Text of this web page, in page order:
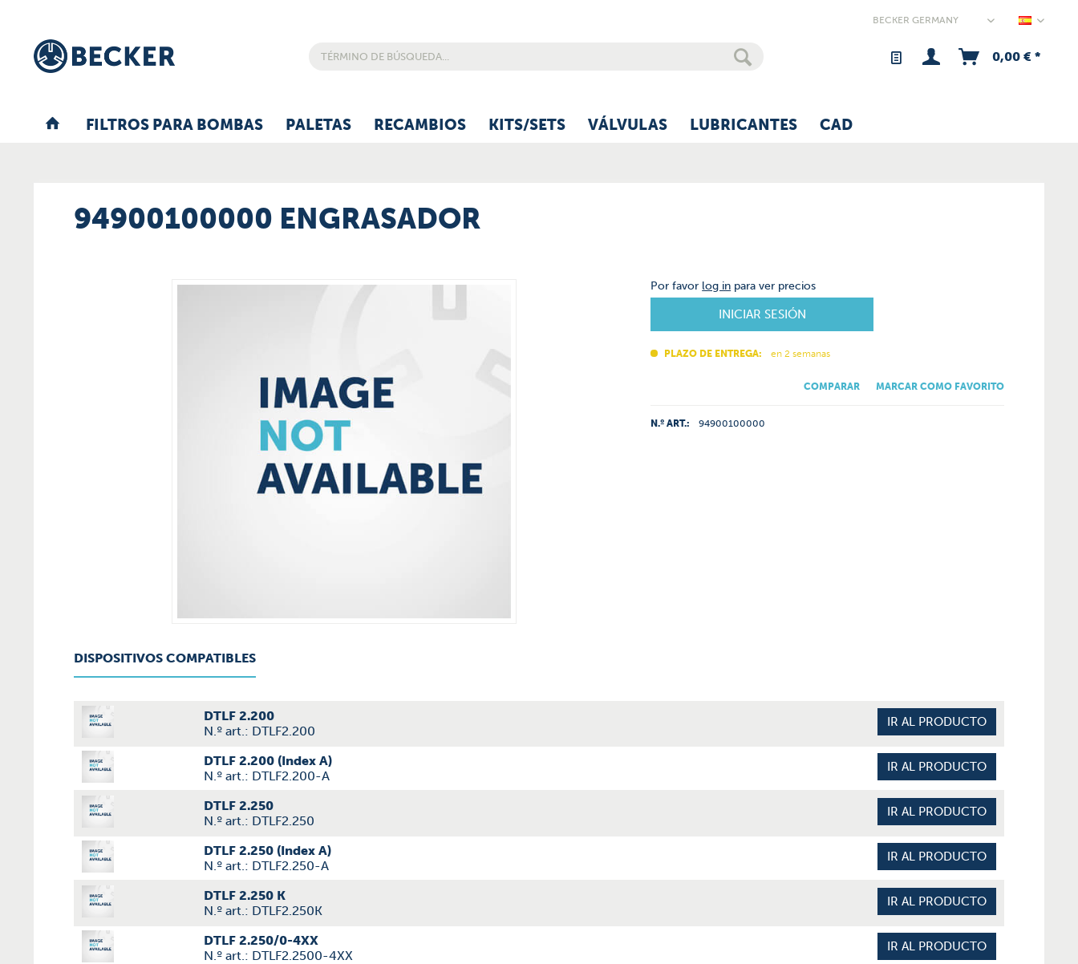
0,00 € *
FILTROS PARA BOMBAS PALETAS RECAMBIOS KITS/SETS VÁLVULAS LUBRICANTES CAD
94900100000 ENGRASADOR
Por favor log in para ver precios
INICIAR SESIÓN
PLAZO DE ENTREGA: en 2 semanas
COMPARAR MARCAR COMO FAVORITO
N.º ART.: 94900100000
DISPOSITIVOS COMPATIBLES
DTLF 2.200
N.º art.: DTLF2.200
IR AL PRODUCTO
DTLF 2.200 (Index A)
N.º art.: DTLF2.200-A
IR AL PRODUCTO
DTLF 2.250
N.º art.: DTLF2.250
IR AL PRODUCTO
DTLF 2.250 (Index A)
N.º art.: DTLF2.250-A
IR AL PRODUCTO
DTLF 2.250 K
N.º art.: DTLF2.250K
IR AL PRODUCTO
DTLF 2.250/0-4XX
N.º art.: DTLF2.2500-4XX
IR AL PRODUCTO